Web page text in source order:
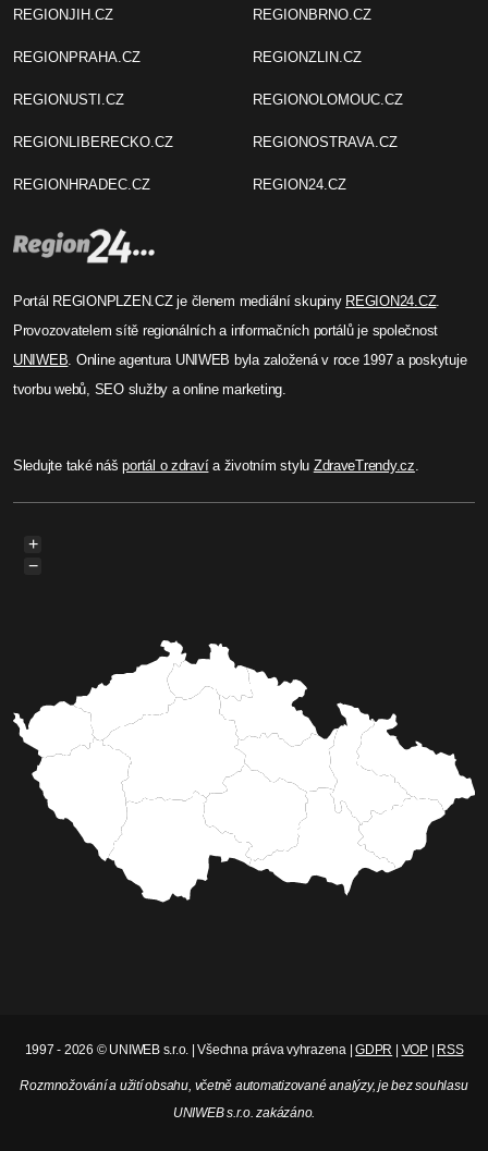
REGIONJIH.CZ
REGIONPRAHA.CZ
REGIONUSTI.CZ
REGIONLIBERECKO.CZ
REGIONHRADEC.CZ
REGIONBRNO.CZ
REGIONZLIN.CZ
REGIONOLOMOUC.CZ
REGIONOSTRAVA.CZ
REGION24.CZ
Portál REGIONPLZEN.CZ je členem mediální skupiny REGION24.CZ.
Provozovatelem sítě regionálních a informačních portálů je společnost
UNIWEB. Online agentura UNIWEB byla založená v roce 1997 a poskytuje
tvorbu webů, SEO služby a online marketing.
Sledujte také nášportál o zdravía životním stylu ZdraveTrendy.cz.
+
−
1997 - 2026 © UNIWEB s.r.o. | Všechna práva vyhrazena |GDPR VOP| RSS
Rozmnožování a užití obsahu, včetně automatizované analýzy, je bez souhlasu
UNIWEB s.r.o. zakázáno.